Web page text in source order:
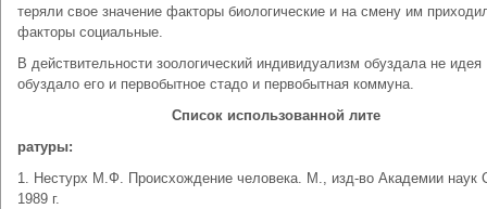
теряли свое значение факторы биологические и на смену им
факторы социальные.
В действительности зоологический индивидуализм обуздала не идея
обуздало его и первобытное стадо и первобытная коммуна.
Список использованной лите
ратуры:
1. Нестурх М.Ф. Происхождение человека. М., изд-во Академии наук
1989 г.